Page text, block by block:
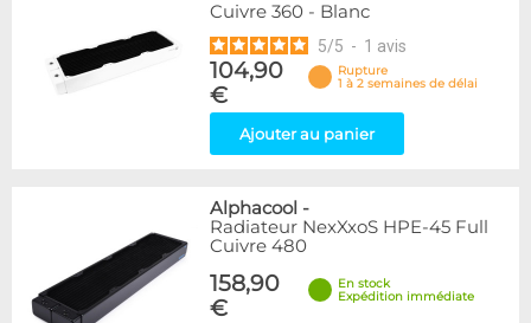
Cuivre 360 - Blanc
5/5 - 1 avis
104,90
€
Rupture
1 à 2 semaines de délai
Ajouter au panier
Alphacool -
Radiateur NexXxoS HPE-45 Full
Cuivre 480
158,90
€
En stock
Expédition immédiate